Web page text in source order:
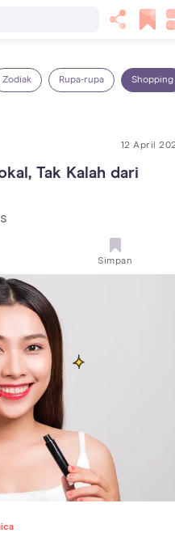
Zodiak Rupa-rupa Shopping
12 April
Tak Kalah dari
Simpan